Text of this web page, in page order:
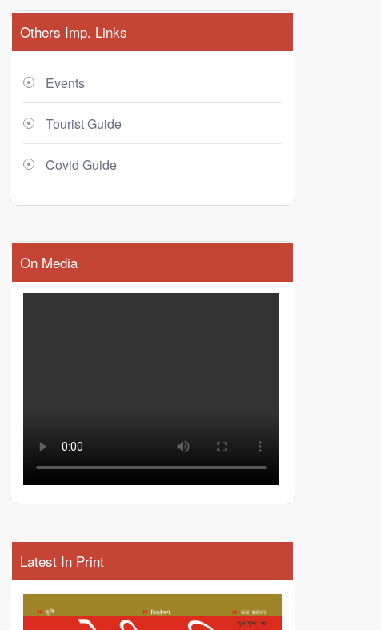
Others Imp. Links
Events
Tourist Guide
Covid Guide
On Media
Latest In Print